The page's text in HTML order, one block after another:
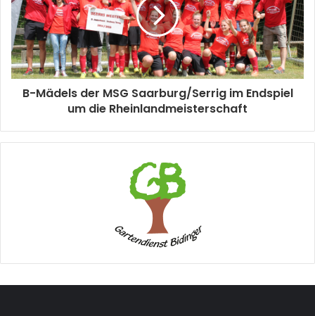
B-Mädels der MSG Saarburg/Serrig im Endspiel
um die Rheinlandmeisterschaft